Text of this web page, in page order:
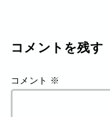
コメントを残す
コメント ※